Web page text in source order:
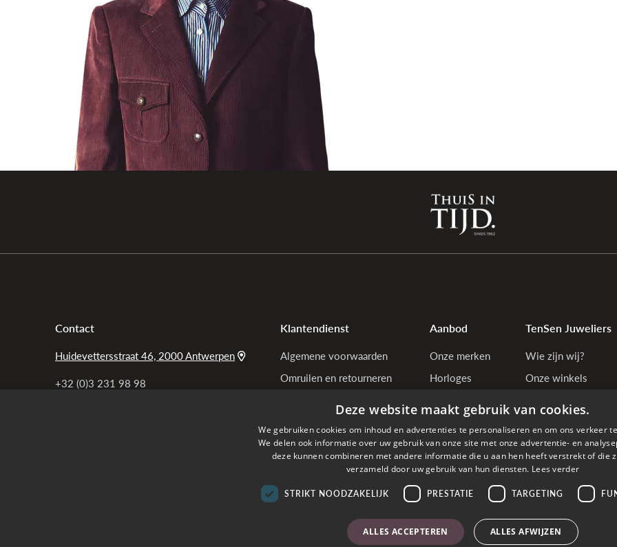
Contact
Huidevettersstraat 46, 2000 Antwerpen
+32 (0)3 231 98 98
Klantendienst
Algemene voorwaarden
Omruilen en retourneren
Mijn bestelling annuleren
Veelgestelde vragen
Aanbod
Onze merken
Horloges
TenSen Juweliers
Wie zijn wij?
Onze winkels
Deze website maakt gebruik van cookies.
We gebruiken cookies om inhoud en advertenties te personaliseren en om ons verkeer
We delen ook informatie over uw gebruik van onze site met onze advertentie- en
deze kunnen combineren met andere informatie die u aan hen heeft verstrekt of die
verzameld door uw gebruik van hun diensten. Lees verder
STRIKT NOODZAKELIJK PRESTATIE TARGETING
ALLES ACCEPTEREN ALLES AFWIJZEN